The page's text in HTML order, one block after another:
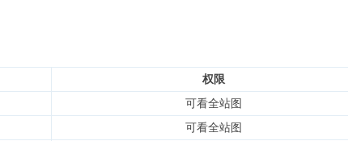
权限
可看全站图
可看全站图